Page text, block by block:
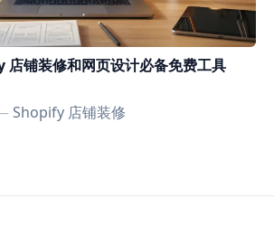
铺装修和网页设计必备免费工具
Shopify 店铺装修